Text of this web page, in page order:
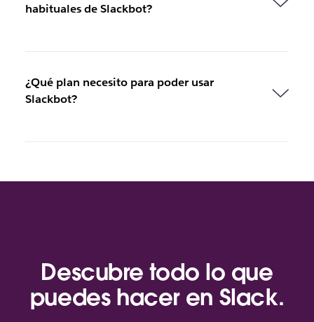
habituales de Slackbot?
¿Qué plan necesito para poder usar
Slackbot?
Descubre todo lo que
puedes hacer en Slack.